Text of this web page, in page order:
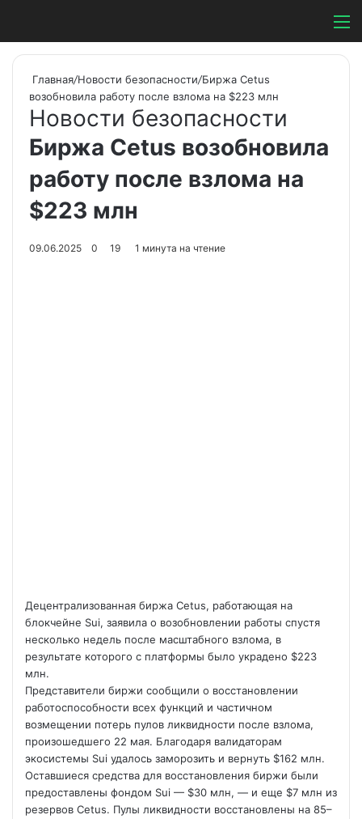
Switch skin
Главная/Новости безопасности/Биржа Cetus
возобновила работу после взлома на $223 млн
Новости безопасности
Биржа Cetus возобновила
работу после взлома на
$223 млн
09.06.2025 0 19 1 минута на чтение
Децентрализованная биржа Cetus, работающая на
блокчейне Sui, заявила о возобновлении работы спустя
несколько недель после масштабного взлома, в
результате которого с платформы было украдено $223
млн.
Представители биржи сообщили о восстановлении
работоспособности всех функций и частичном
возмещении потерь пулов ликвидности после взлома,
произошедшего 22 мая. Благодаря валидаторам
экосистемы Sui удалось заморозить и вернуть $162 млн.
Оставшиеся средства для восстановления биржи были
предоставлены фондом Sui — $30 млн, — и еще $7 млн из
резервов Cetus. Пулы ликвидности восстановлены на 85–